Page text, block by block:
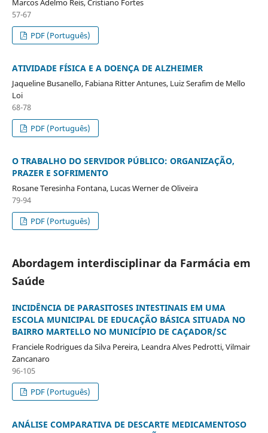
Marcos Adelmo Reis, Cristiano Fortes
57-67
PDF (Português)
ATIVIDADE FÍSICA E A DOENÇA DE ALZHEIMER
Jaqueline Busanello, Fabiana Ritter Antunes, Luiz Serafim de Mello
Loi
68-78
PDF (Português)
O TRABALHO DO SERVIDOR PÚBLICO: ORGANIZAÇÃO,
PRAZER E SOFRIMENTO
Rosane Teresinha Fontana, Lucas Werner de Oliveira
79-94
PDF (Português)
Abordagem interdisciplinar da Farmácia em
Saúde
INCIDÊNCIA DE PARASITOSES INTESTINAIS EM UMA
ESCOLA MUNICIPAL DE EDUCAÇÃO BÁSICA SITUADA NO
BAIRRO MARTELLO NO MUNICÍPIO DE CAÇADOR/SC
Franciele Rodrigues da Silva Pereira, Leandra Alves Pedrotti, Vilmair
Zancanaro
96-105
PDF (Português)
ANÁLISE COMPARATIVA DE DESCARTE MEDICAMENTOSO